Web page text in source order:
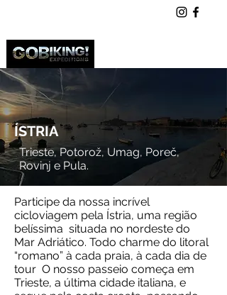
ÍSTRIA
Trieste, Potorož, Umag, Poreč,
Rovinj e Pula.
Participe da nossa incrível
cicloviagem pela Ístria, uma região
belíssima situada no nordeste do
Mar Adriático. Todo charme do litoral
“romano” à cada praia, à cada dia de
tour O nosso passeio começa em
Trieste, a última cidade italiana, e